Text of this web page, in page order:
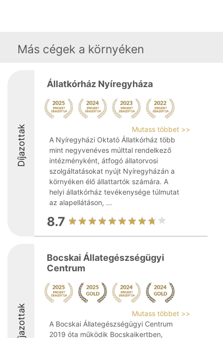
Más cégek a környéken
Díjazottak
Állatkórház Nyíregyháza
Mutass többet >>
A Nyíregyházi Oktató Állatkórház több
mint negyvenéves múlttal rendelkező
intézményként, átfogó állatorvosi
szolgáltatásokat nyújt Nyíregyházán a
környéken élő állattartók számára. A
helyi állatkórház tevékenysége túlmutat
az alapellátáson, ...
8.7
Díjazottak
Bocskai Állategészségügyi
Centrum
Mutass többet >>
A Bocskai Állategészségügyi Centrum
2019 óta működik Bocskaikertben,